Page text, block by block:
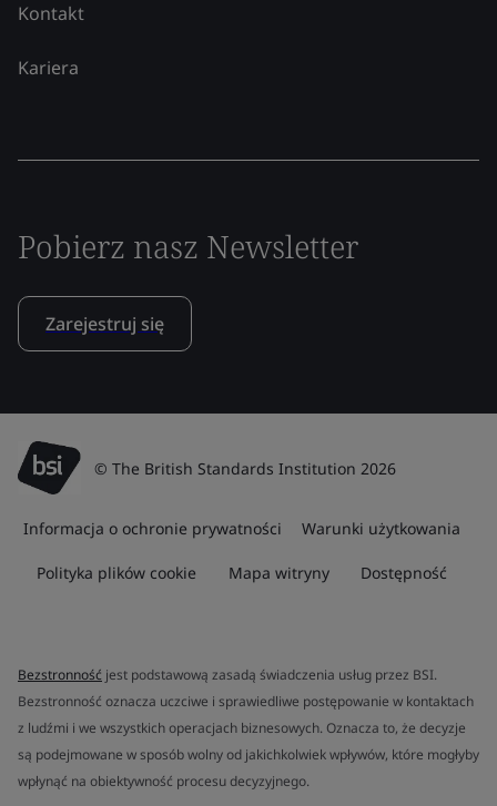
Kontakt
Kariera
Pobierz nasz Newsletter
Zarejestruj się
© The British Standards Institution 2026
Informacja o ochronie prywatności Warunki użytkowania
Polityka plików cookie Mapa witryny Dostępność
Bezstronność jest podstawową zasadą świadczenia usług przez BSI.
Bezstronność oznacza uczciwe i sprawiedliwe postępowanie w kontaktach
z ludźmi i we wszystkich operacjach biznesowych. Oznacza to, że decyzje
są podejmowane w sposób wolny od jakichkolwiek wpływów, które mogłyby
wpłynąć na obiektywność procesu decyzyjnego.